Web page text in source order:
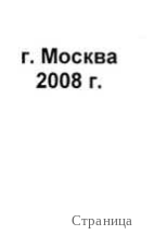
Страница